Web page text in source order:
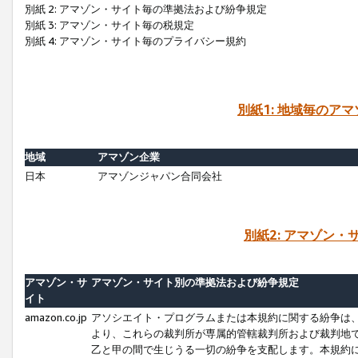
別紙 2: アマゾン・サイト毎の準拠法および紛争規定
別紙 3: アマゾン・サイト毎の税規定
別紙 4: アマゾン・サイト毎のプライバシー規約
別紙1: 地域毎のア
地域
アマゾン企業
日本
アマゾンジャパン合同会社
別紙2: アマゾン・
アマゾン・サ
イト
アマゾン・サイト別の準拠法および紛争規定
amazon.co.jp アソシエイト・プログラムまたは本規約に関する紛争
より、これらの裁判所が専属的管轄裁判所および裁判
乙と甲の間で生じうる一切の紛争を支配します。本規